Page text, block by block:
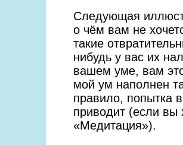
Следующая
о чём вам не
такие
нибудь у вас их
вашем уме, вам
мой ум наполнен
правило, попытка
приводит (если вы
«Медитация»).